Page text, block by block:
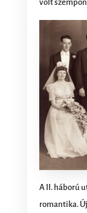
volt
A II. háború
romantika.